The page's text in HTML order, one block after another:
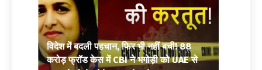
विदेश में बदली पहचान, फिर भी नहीं बची! 88
करोड़ फ्रॉड केस में CBI ने भगोड़ी को UAE से